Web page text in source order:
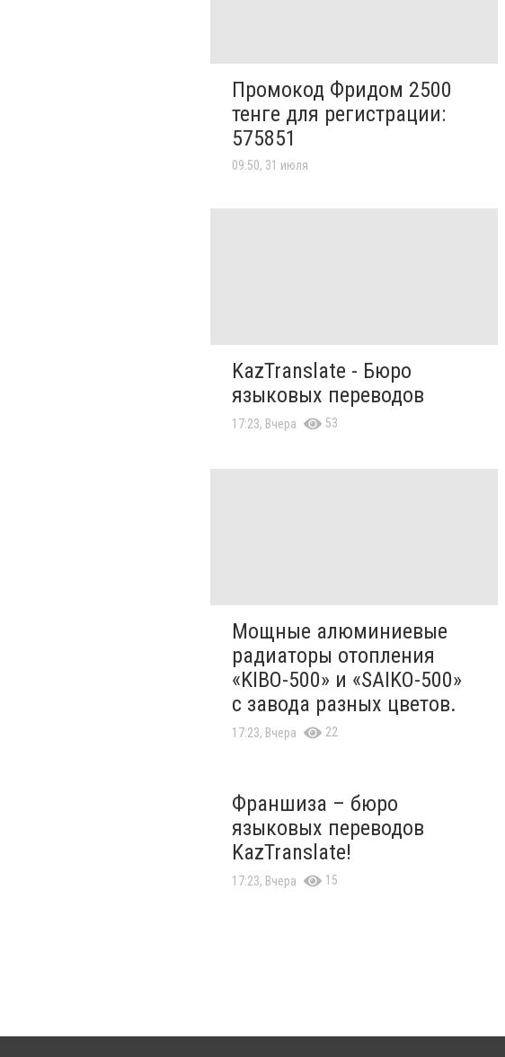
Промокод Фридом 2500
тенге для регистрации:
575851
09:50, 31 июля
KazTranslate - Бюро
языковых переводов
17:23, Вчера 53
Мощные алюминиевые
радиаторы отопления
«KIBO-500» и «SAIKO-500»
с завода разных цветов.
17:23, Вчера 22
Франшиза – бюро
языковых переводов
KazTranslate!
17:23, Вчера 15